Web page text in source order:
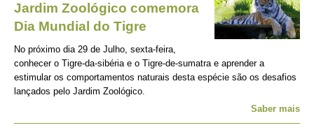
Jardim Zoológico comemora
Dia Mundial do Tigre
No próximo dia 29 de Julho, sexta-feira,
conhecer o Tigre-da-sibéria e o Tigre-de-sumatra e aprender a
estimular os comportamentos naturais desta espécie são os desafios
lançados pelo Jardim Zoológico.
Saber mais